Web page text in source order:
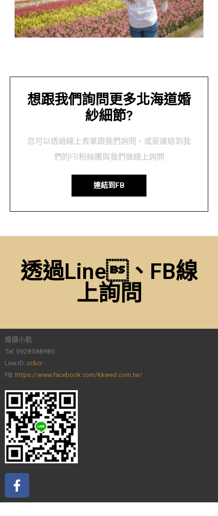
想跟我們詢問更多北海道婚
紗細節?
您可以透過線上表單跟我們詢問，或是連結到我
們的FB粉絲團與我們做線上詢問
連結到FB
透過Line、FB線
上詢問
婚攝小凱
Tel: 0928588985
Line ID: cckcr
FB: https://www.facebook.com/kkwed.com.tw/